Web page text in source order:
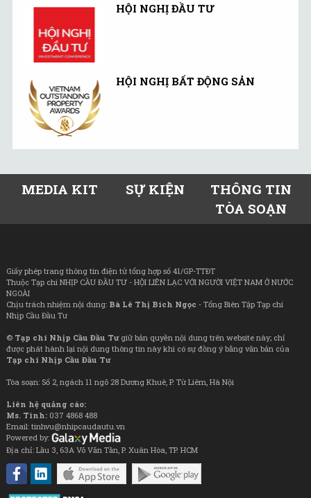
HỘI NGHỊ ĐẦU TƯ
HỘI NGHỊ BẤT ĐỘNG SẢN
MEDIA KIT SỰ KIỆN
THÔNG TIN
TÒA SOẠN
Giấy phép trang thông tin điện tử tổng hợp số 41/GP-TTĐT
Thuộc Tạp chí NHỊP CẦU ĐẦU TƯ - HỘI LIÊN LẠC VỚI NGƯỜI VIỆT NAM Ở NƯỚC
NGOÀI
Chịu trách nhiệm nội dung: Bà Lê Thị Bích Ngọc - Tổng Biên Tập Tạp chí
Nhịp Cầu Đầu Tư
© Tạp chí Nhịp Cầu Đầu Tưgiữ bản quyền nội dung trên website này; chỉ
được phát hành lại nội dung thông tin này khi có sự đồng ý bằng văn bản của
Tạp chí Nhịp Cầu Đầu Tư
Tòa soạn: Số 2, ngách 11 ngõ 28 Dương Khuê, P. Từ Liêm, Hà Nội
Liên hệ quảng cáo:
Ms. Tình: 037 4868 488
Email: tinhvu@nhipcaudautu.vn
Powered by:
Địa chỉ: Lầu 3, 63A Võ Văn Tần, P. Xuân Hòa, TP. HCM